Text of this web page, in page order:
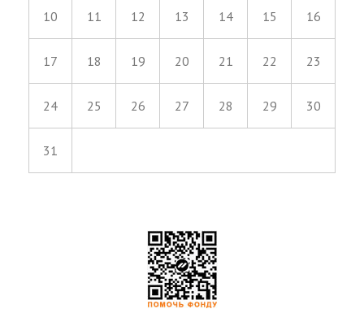
10 11 12 13 14 15 16
17 18 19 20 21 22 23
24 25 26 27 28 29 30
31